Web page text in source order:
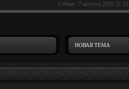
Сейчас: 7 августа 2026 21:59
НОВАЯ ТЕМА